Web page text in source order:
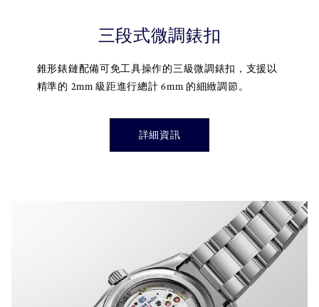
三段式微調錶扣
錐形錶鏈配備可免工具操作的三級微調錶扣，支援以
精準的 2mm 級距進行總計 6mm 的細緻調節。
詳細資訊